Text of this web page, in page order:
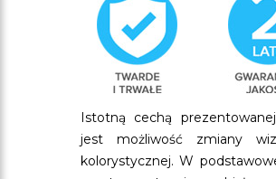
Istotną cechą
jest możliwość zmiany
kolorystycznej. W